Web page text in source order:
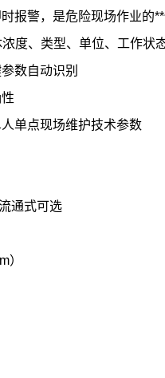
报警，是危险现场作业的
度、类型、单位、工作状
数自动识别
单点现场维护技术参数
通式可选
）